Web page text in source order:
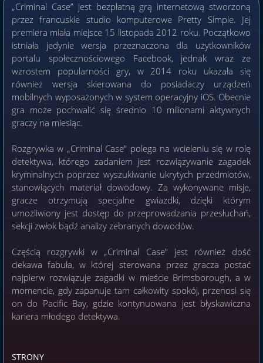
„Criminal Case” jest bezpłatną grą internetową stworzoną
przez francuskie studio komputerowe Pretty Simple. Jej
premiera miała miejsce 15 listopada 2012 roku. Początkowo
istniała jedynie wersja przeznaczona dla użytkowników
portalu społecznościowego Facebook, jednak wraz ze
wzrostem popularności gry, w 2014 roku ukazała się
również wersja skierowana do posiadaczy urządzeń
mobilnych wyposażonych w system operacyjny iOS. Obecnie
gra może pochwalić się średnio 10 milionami aktywnych
graczy na miesiąc.
Rozgrywka w „Criminal Case” polega na wcieleniu się w rolę
detektywa, którego zadaniem jest rozwiązywanie zagadek
kryminalnych poprzez wyszukiwanie ukrytych przedmiotów,
stanowiących materiał dowodowy. Za wykonywane misje,
gracze otrzymują specjalne gwiazdki, dzięki którym
umożliwiony jest dostęp do przeprowadzania przesłuchań,
sekcji zwłok bądź analizy zebranych dowodów.
Częścią rozgrywki w „Criminal Case” jest również dość
ciekawa fabuła, w której sterowana przez gracza postać
najpierw rozwiązuje zagadki w mieście Brimsborough, a w
momencie, gdy zapanuje tam całkowity spokój, przenosi się
on do Pacific Bay, gdzie kontynuowana jest błyskawiczna
kariera młodego detektywa.
STRONY